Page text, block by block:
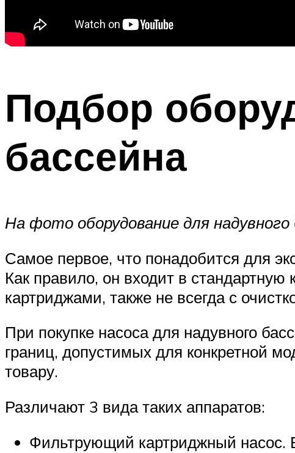
Подбор
бассейна
На фото оборудование для надувного
Самое первое, что понадобится для
Как правило, он входит в
картриджами, также не всегда с
При покупке насоса для надувного
границ, допустимых для конкретной
товару.
Различают 3 вида таких аппаратов:
Фильтрующий картриджный насос.